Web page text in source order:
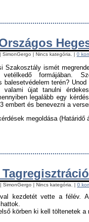
| Nincs kategória. | 0
Szakosztály ismét
formájában.
balesetvédelem terén?
valami újat tanulni
legalább egy
embert és benevezni a
megoldása (Határidő
| Nincs kategória. | 0
kezdetét vette a félév.
körben ki kell töltenetek a